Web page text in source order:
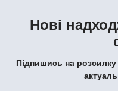
Нові
Підпишись на